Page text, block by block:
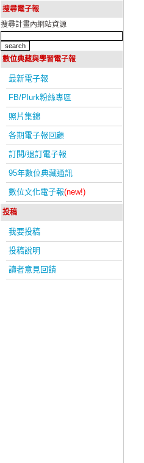
搜尋電子報
搜尋計畫內網站資源
數位典藏與學習電子報
最新電子報
FB/Plurk粉絲專區
照片集錦
各期電子報回顧
訂閱/退訂電子報
95年數位典藏通訊
數位文化電子報(new!)
投稿
我要投稿
投稿說明
讀者意見回饋